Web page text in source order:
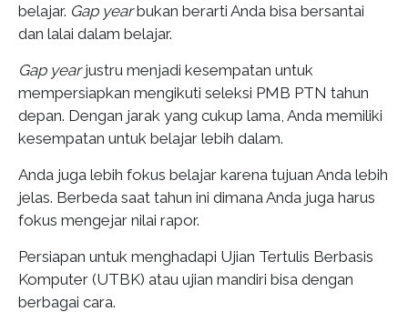
belajar. Gap yearbukan berarti Anda bisa bersantai
dan lalai dalam belajar.
Gap yearjustru menjadi kesempatan untuk
mempersiapkan mengikuti seleksi PMB PTN tahun
depan. Dengan jarak yang cukup lama, Anda memiliki
kesempatan untuk belajar lebih dalam.
Anda juga lebih fokus belajar karena tujuan Anda lebih
jelas. Berbeda saat tahun ini dimana Anda juga harus
fokus mengejar nilai rapor.
Persiapan untuk menghadapi Ujian Tertulis Berbasis
Komputer (UTBK) atau ujian mandiri bisa dengan
berbagai cara.